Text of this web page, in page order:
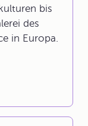
bis
des
in Europa.